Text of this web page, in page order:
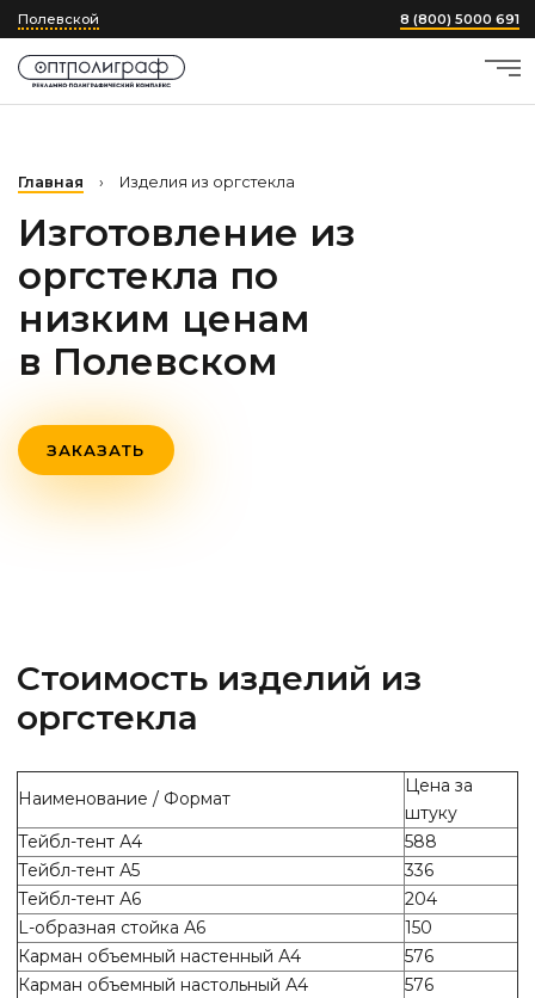
Полевской 8 (800) 5000 691
Главная › Изделия из оргстекла
Изготовление из
оргстекла по
низким ценам
в Полевском
ЗАКАЗАТЬ
Стоимость изделий из
оргстекла
Наименование / Формат
Цена за
штуку
Тейбл-тент А4
588
Тейбл-тент А5
336
Тейбл-тент А6
204
L-образная стойка А6
150
Карман объемный настенный А4
576
Карман объемный настольный А4
576